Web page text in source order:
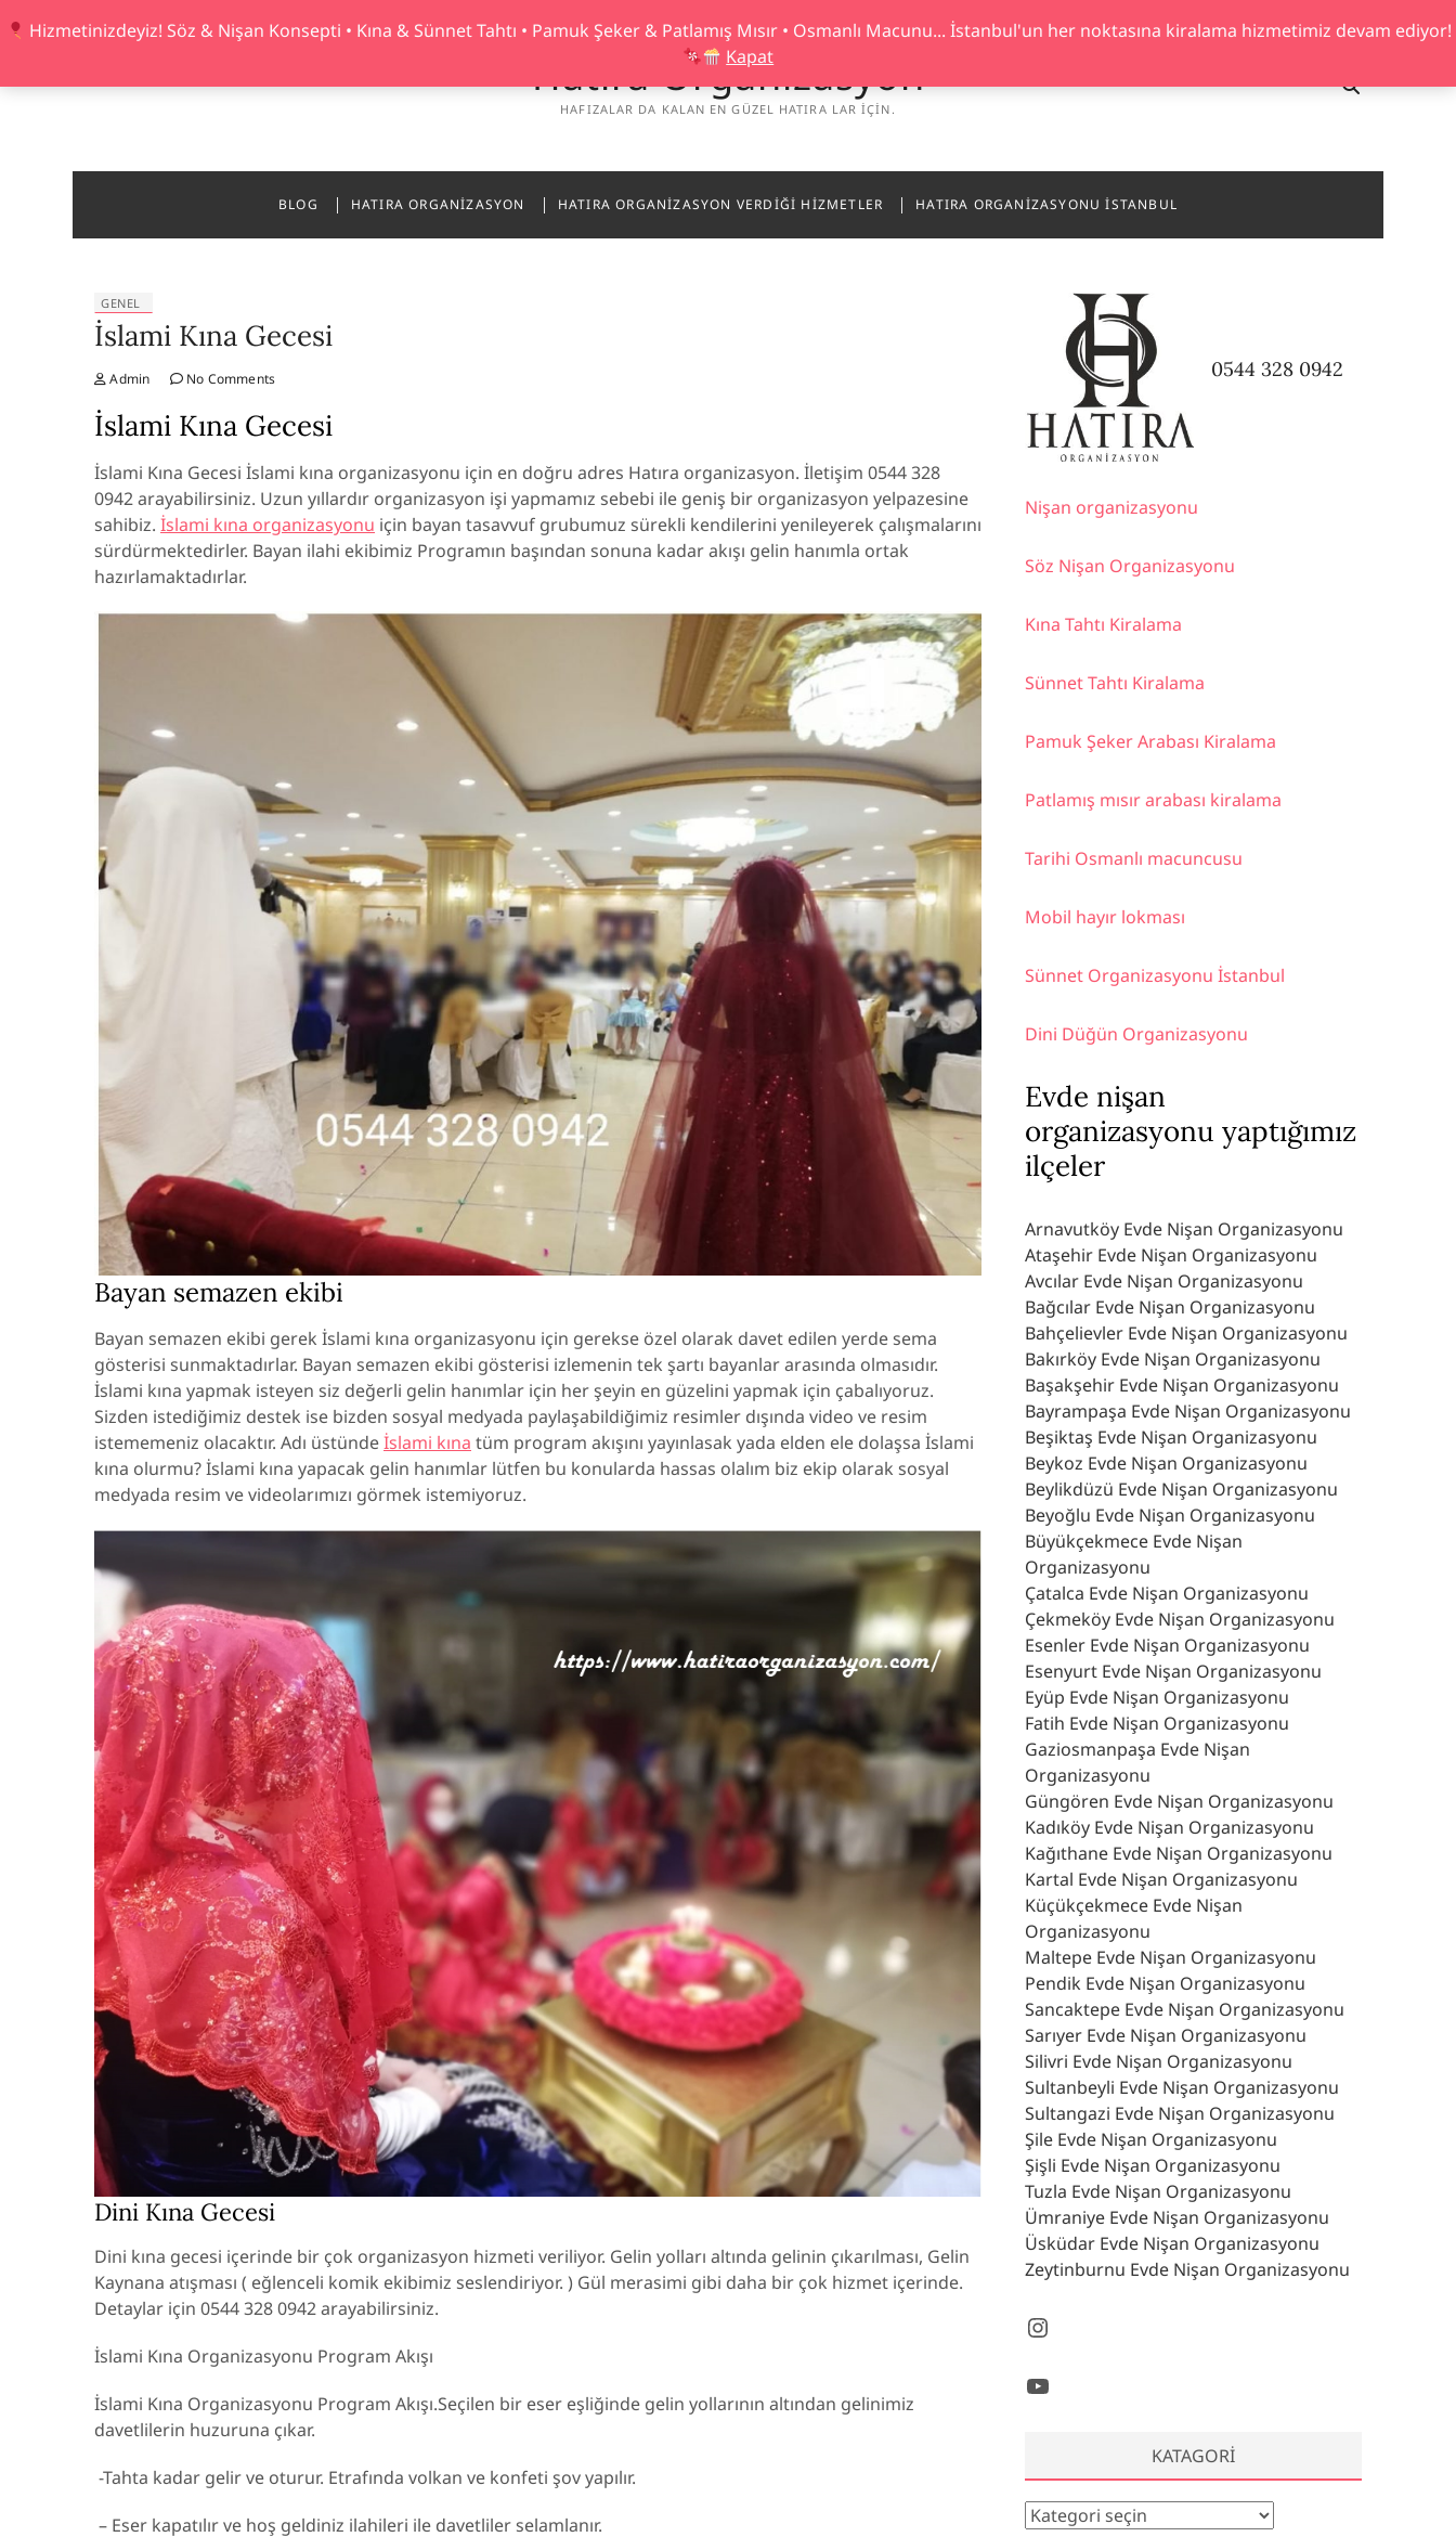
Hizmetinizdeyiz! Söz & Nişan Konsepti • Kına & Sünnet Tahtı • Pamuk Şeker & Patlamış Mısır • Osmanlı Macunu... İstanbul'un her noktasına kiralama hizmetimiz devam ediyor!
Kapat
to
Hatıra Organizasyon
HAFIZALAR DA KALAN EN GÜZEL HATIRA LAR IÇIN.
BLOG HATIRA ORGANIZASYON HATIRA ORGANIZASYON VERDIĞI HIZMETLER HATIRA ORGANIZASYONU İSTANBUL
GENEL
İslami Kına Gecesi
Admin No Comments
İslami Kına Gecesi
İslami Kına Gecesi İslami kına organizasyonu için en doğru adres Hatıra organizasyon. İletişim 0544 328
0942 arayabilirsiniz. Uzun yıllardır organizasyon işi yapmamız sebebi ile geniş bir organizasyon yelpazesine
sahibiz. İslami kına organizasyonu için bayan tasavvuf grubumuz sürekli kendilerini yenileyerek çalışmalarını
sürdürmektedirler. Bayan ilahi ekibimiz Programın başından sonuna kadar akışı gelin hanımla ortak
hazırlamaktadırlar.
Bayan semazen ekibi
Bayan semazen ekibi gerek İslami kına organizasyonu için gerekse özel olarak davet edilen yerde sema
gösterisi sunmaktadırlar. Bayan semazen ekibi gösterisi izlemenin tek şartı bayanlar arasında olmasıdır.
İslami kına yapmak isteyen siz değerli gelin hanımlar için her şeyin en güzelini yapmak için çabalıyoruz.
Sizden istediğimiz destek ise bizden sosyal medyada paylaşabildiğimiz resimler dışında video ve resim
istememeniz olacaktır. Adı üstündeİslami kına tüm program akışını yayınlasak yada elden ele dolaşsa İslami
kına olurmu? İslami kına yapacak gelin hanımlar lütfen bu konularda hassas olalım biz ekip olarak sosyal
medyada resim ve videolarımızı görmek istemiyoruz.
Dini Kına Gecesi
Dini kına gecesi içerinde bir çok organizasyon hizmeti veriliyor. Gelin yolları altında gelinin çıkarılması, Gelin
Kaynana atışması ( eğlenceli komik ekibimiz seslendiriyor. ) Gül merasimi gibi daha bir çok hizmet içerinde.
Detaylar için 0544 328 0942 arayabilirsiniz.
İslami Kına Organizasyonu Program Akışı
İslami Kına Organizasyonu Program Akışı.Seçilen bir eser eşliğinde gelin yollarının altından gelinimiz
davetlilerin huzuruna çıkar.
-Tahta kadar gelir ve oturur. Etrafında volkan ve konfeti şov yapılır.
– Eser kapatılır ve hoş geldiniz ilahileri ile davetliler selamlanır.
0544 328 0942
Nişan organizasyonu
Söz Nişan Organizasyonu
Kına Tahtı Kiralama
Sünnet Tahtı Kiralama
Pamuk Şeker Arabası Kiralama
Patlamış mısır arabası kiralama
Tarihi Osmanlı macuncusu
Mobil hayır lokması
Sünnet Organizasyonu İstanbul
Dini Düğün Organizasyonu
Evde nişan
organizasyonu yaptığımız
ilçeler
Arnavutköy Evde Nişan Organizasyonu
Ataşehir Evde Nişan Organizasyonu
Avcılar Evde Nişan Organizasyonu
Bağcılar Evde Nişan Organizasyonu
Bahçelievler Evde Nişan Organizasyonu
Bakırköy Evde Nişan Organizasyonu
Başakşehir Evde Nişan Organizasyonu
Bayrampaşa Evde Nişan Organizasyonu
Beşiktaş Evde Nişan Organizasyonu
Beykoz Evde Nişan Organizasyonu
Beylikdüzü Evde Nişan Organizasyonu
Beyoğlu Evde Nişan Organizasyonu
Büyükçekmece Evde Nişan
Organizasyonu
Çatalca Evde Nişan Organizasyonu
Çekmeköy Evde Nişan Organizasyonu
Esenler Evde Nişan Organizasyonu
Esenyurt Evde Nişan Organizasyonu
Eyüp Evde Nişan Organizasyonu
Fatih Evde Nişan Organizasyonu
Gaziosmanpaşa Evde Nişan
Organizasyonu
Güngören Evde Nişan Organizasyonu
Kadıköy Evde Nişan Organizasyonu
Kağıthane Evde Nişan Organizasyonu
Kartal Evde Nişan Organizasyonu
Küçükçekmece Evde Nişan
Organizasyonu
Maltepe Evde Nişan Organizasyonu
Pendik Evde Nişan Organizasyonu
Sancaktepe Evde Nişan Organizasyonu
Sarıyer Evde Nişan Organizasyonu
Silivri Evde Nişan Organizasyonu
Sultanbeyli Evde Nişan Organizasyonu
Sultangazi Evde Nişan Organizasyonu
Şile Evde Nişan Organizasyonu
Şişli Evde Nişan Organizasyonu
Tuzla Evde Nişan Organizasyonu
Ümraniye Evde Nişan Organizasyonu
Üsküdar Evde Nişan Organizasyonu
Zeytinburnu Evde Nişan Organizasyonu
Instagram
YouTube
KATAGORI
Katagori